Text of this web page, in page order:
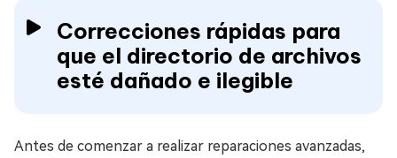
Correcciones rápidas para
que el directorio de archivos
esté dañado e ilegible
Antes de comenzar a realizar reparaciones avanzadas,